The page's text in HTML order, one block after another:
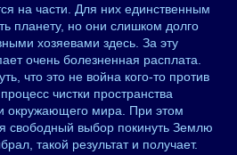
на части. Для них единственным
планету, но они слишком долго
хозяевами здесь. За эту
очень болезненная расплата.
что это не война кого-то против
чистки пространства
окружающего мира. При этом
свободный выбор покинуть Землю
такой результат и получает.